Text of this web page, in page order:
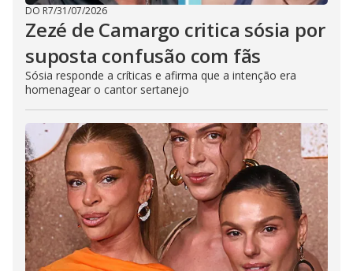
DO R7/31/07/2026
Zezé de Camargo critica sósia por
suposta confusão com fãs
Sósia responde a críticas e afirma que a intenção era
homenagear o cantor sertanejo